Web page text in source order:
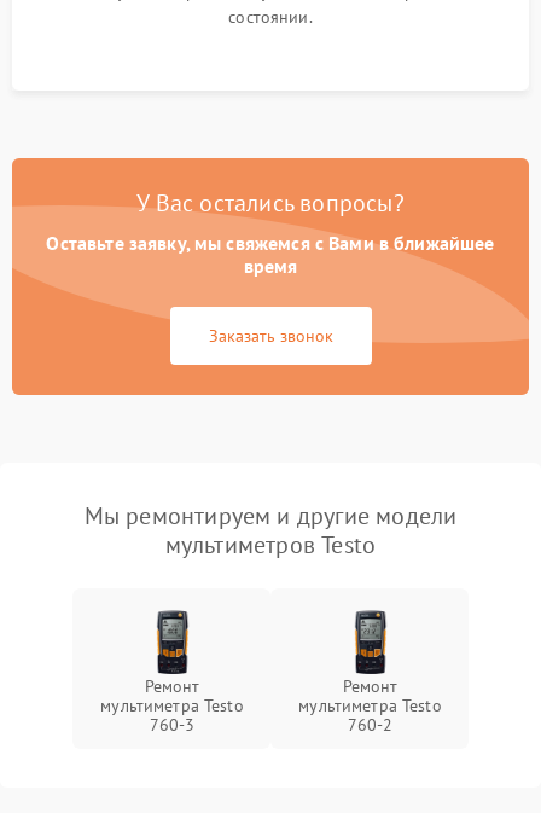
состоянии.
У Вас остались вопросы?
Оставьте заявку, мы свяжемся с Вами в ближайшее
время
Заказать звонок
Мы ремонтируем и другие модели
мультиметров Testo
Ремонт
мультиметра Testo
760-3
Ремонт
мультиметра Testo
760-2